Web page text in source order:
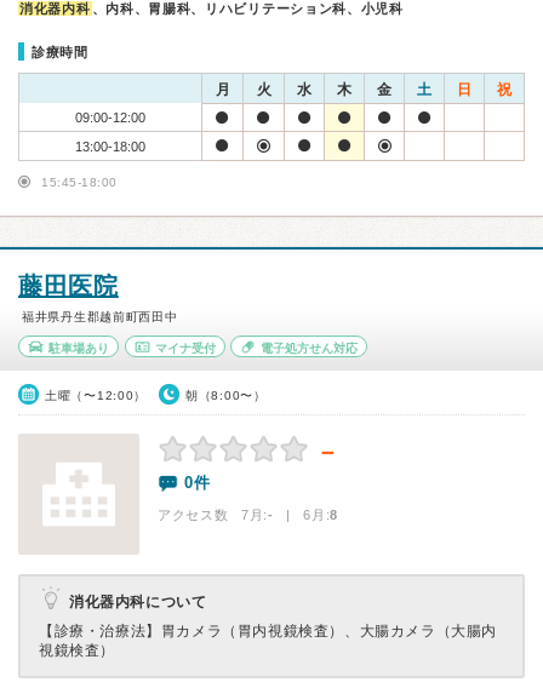
消化器内科 、内科、胃腸科、リハビリテーション科、小児科
診療時間
月 火 水 木 金 土 日 祝
09:00-12:00
13:00-18:00
15:45-18:00
藤田医院
福井県丹生郡越前町西田中
駐車場あり マイナ受付 電子処方せん対応
土曜（〜12:00） 朝（8:00〜）
－
0件
アクセス数 7月:- | 6月:8
消化器内科について
【診療・治療法】 胃カメラ（胃内視鏡検査）、大腸カメラ（大腸内
視鏡検査）